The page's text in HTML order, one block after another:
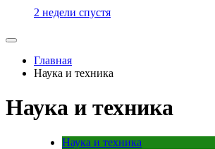
2 недели спустя
Главная
Наука и техника
Наука и техника
Наука и техника